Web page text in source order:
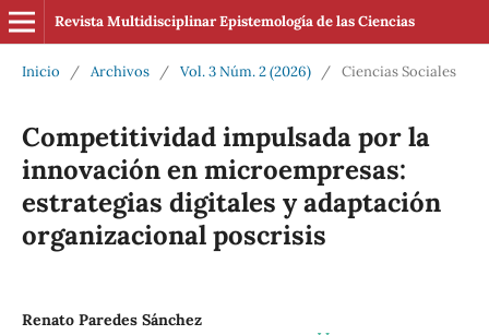
Revista Multidisciplinar Epistemología de las Ciencias
Inicio / Archivos / Vol. 3 Núm. 2 (2026) / Ciencias Sociales
Competitividad impulsada por la
innovación en microempresas:
estrategias digitales y adaptación
organizacional poscrisis
Renato Paredes Sánchez